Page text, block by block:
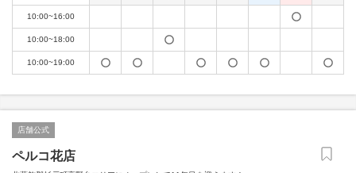
10:00~16:00
10:00~18:00
10:00~19:00
店舗公式
ペルコ花店